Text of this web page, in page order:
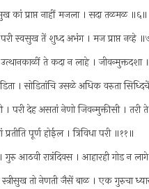
कां प्राप्त नाहीं मजला । सदा तळमळ ॥६॥
परी स्वसुख तें शुध्द अभंग । मज प्राप्त नव्हे
ते कदा न लाहे । जीवन्मुक्तदशा
। सोडितांचि उसळे अधिक वरुता
। परी देह असतां नेणो जिवन्मुक्तीसी ।
पूर्ण होईल । त्रिविधा परी ॥११॥
आठवी रात्रंदिवस । आहारही गोड न
तो नेणती जैसें बाळ । एक गुरुचा